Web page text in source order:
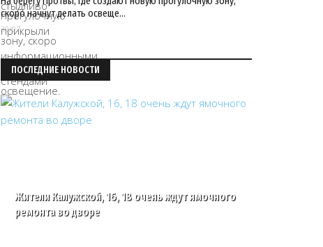
скоро начнут делать освеще…
30/07
ПОСЛЕДНИЕ НОВОСТИ
Жители Калужской, 16, 18 очень ждут ямочного
ремонта во дворе